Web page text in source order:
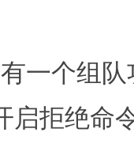
一个组
启拒绝命